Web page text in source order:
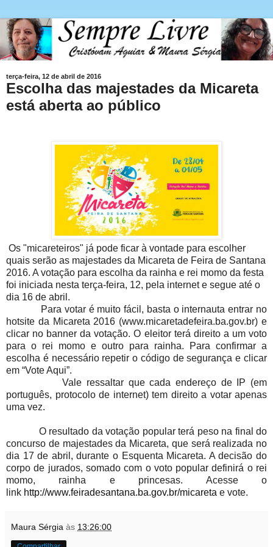
terça-feira, 12 de abril de 2016
Escolha das majestades da Micareta
está aberta ao público
Os "micareteiros" já pode ficar à vontade para escolher
quais serão as majestades da Micareta de Feira de Santana
2016. A votação para escolha da rainha e rei momo da festa
foi iniciada nesta terça-feira, 12, pela internet e segue até o
dia 16 de abril.
Para votar é muito fácil, basta o internauta entrar no
hotsite da Micareta 2016 (www.micaretadefeira.ba.gov.br) e
clicar no banner da votação. O eleitor terá direito a um voto
para o rei momo e outro para rainha. Para confirmar a
escolha é necessário repetir o código de segurança e clicar
em “Vote Aqui”.
Vale ressaltar que cada endereço de IP (em
português, protocolo de internet) tem direito a votar apenas
uma vez.
O resultado da votação popular terá peso na final do
concurso de majestades da Micareta, que será realizada no
dia 17 de abril, durante o Esquenta Micareta. A decisão do
corpo de jurados, somado com o voto popular definirá o rei
momo, rainha e princesas. Acesse o
link http://www.feiradesantana.ba.gov.br/micareta e vote.
Maura Sérgia às 13:26:00